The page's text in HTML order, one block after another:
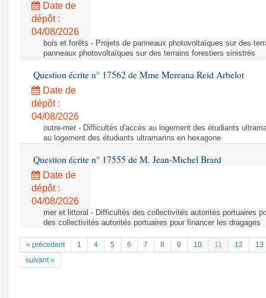
Date de
dépôt :
04/08/2026
bois et forêts - Projets de panneaux photovoltaïques sur des
panneaux photovoltaïques sur des terrains forestiers sinistrés
Question écrite n° 17562 de Mme Mereana Reid Arbelot
Date de
dépôt :
04/08/2026
outre-mer - Difficultés d'accès au logement des étudiants
au logement des étudiants ultramarins en hexagone
Question écrite n° 17555 de M. Jean-Michel Brard
Date de
dépôt :
04/08/2026
mer et littoral - Difficultés des collectivités autorités portuaires
des collectivités autorités portuaires pour financer les dragages
« précedent 1 4 5 6 7 8 9 10 11 12
13
suivant »